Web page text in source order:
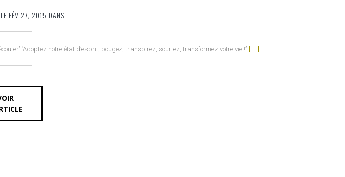
FÉV 27, 2015 DANS
‘’Adoptez notre état d’esprit, bougez, transpirez, souriez, transformez votre vie !’’[...]